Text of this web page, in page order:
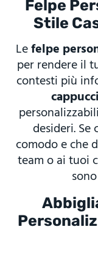
Felpe
Stile
Lefelpe
per rendere il
contesti più
desideri.
comodo e che
team o ai tuoi